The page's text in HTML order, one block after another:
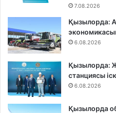
7.08.2026
Қызылорда:
6.08.2026
Қызылорда:
станциясы
6.08.2026
Қызылорда